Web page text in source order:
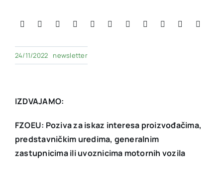
24/11/2022 newsletter
IZDVAJAMO:
FZOEU: Poziva za iskaz interesa proizvođačima,
predstavničkim uredima, generalnim
zastupnicima ili uvoznicima motornih vozila